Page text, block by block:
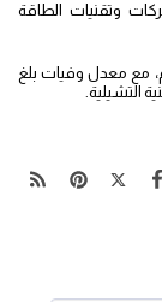
وتقنيات الطاقة
مع معدل وفيات بلغ